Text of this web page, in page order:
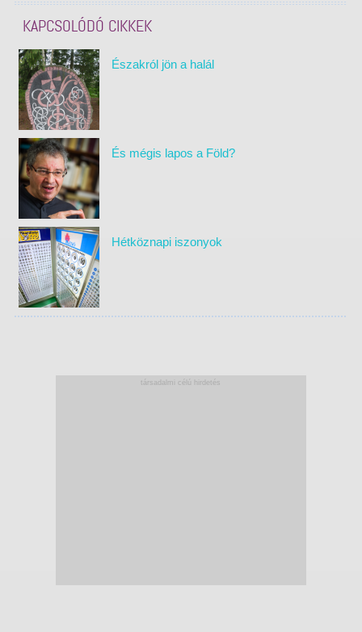
KAPCSOLÓDÓ CIKKEK
Északról jön a halál
És mégis lapos a Föld?
Hétköznapi iszonyok
társadalmi célú hirdetés